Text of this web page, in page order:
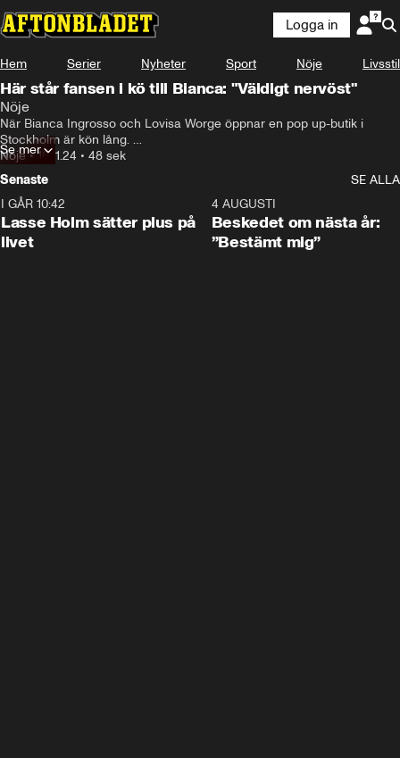
Logga in
Hem Serier Nyheter Sport Nöje Livsstil
Här står fansen i kö till Bianca: "Väldigt nervöst"
Nöje
När Bianca Ingrosso och Lovisa Worge öppnar en pop up-butik i
Stockholm är kön lång.
– Bianca är gullig och snäll mot alla. Man vill liksom ge tillbaka, säger
Frida, 18.
Nöje•16.11.24 • 48 sek
Se mer
Senaste
SE ALLA
I GÅR 10:42
Lasse Holm sätter plus på
livet
4 AUGUSTI
Beskedet om nästa år:
”Bestämt mig”